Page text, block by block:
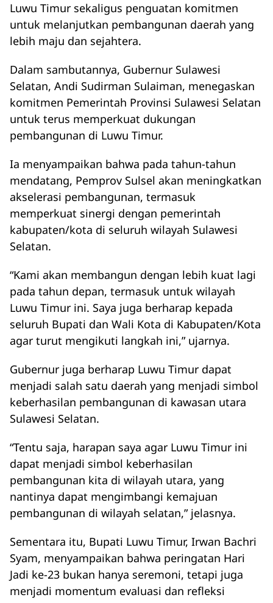
Luwu Timur sekaligus penguatan komitmen
untuk melanjutkan pembangunan daerah yang
lebih maju dan sejahtera.
Dalam sambutannya, Gubernur Sulawesi
Selatan, Andi Sudirman Sulaiman, menegaskan
komitmen Pemerintah Provinsi Sulawesi Selatan
untuk terus memperkuat dukungan
pembangunan di Luwu Timur.
Ia menyampaikan bahwa pada tahun-tahun
mendatang, Pemprov Sulsel akan meningkatkan
akselerasi pembangunan, termasuk
memperkuat sinergi dengan pemerintah
kabupaten/kota di seluruh wilayah Sulawesi
Selatan.
“Kami akan membangun dengan lebih kuat lagi
pada tahun depan, termasuk untuk wilayah
Luwu Timur ini. Saya juga berharap kepada
seluruh Bupati dan Wali Kota di Kabupaten/Kota
agar turut mengikuti langkah ini,” ujarnya.
Gubernur juga berharap Luwu Timur dapat
menjadi salah satu daerah yang menjadi simbol
keberhasilan pembangunan di kawasan utara
Sulawesi Selatan.
“Tentu saja, harapan saya agar Luwu Timur ini
dapat menjadi simbol keberhasilan
pembangunan kita di wilayah utara, yang
nantinya dapat mengimbangi kemajuan
pembangunan di wilayah selatan,” jelasnya.
Sementara itu, Bupati Luwu Timur, Irwan Bachri
Syam, menyampaikan bahwa peringatan Hari
Jadi ke-23 bukan hanya seremoni, tetapi juga
menjadi momentum evaluasi dan refleksi